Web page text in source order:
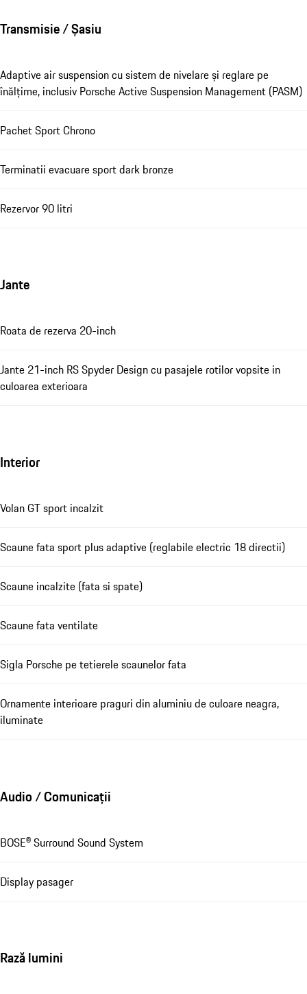
Transmisie / Șasiu
Adaptive air suspension cu sistem de nivelare și reglare pe
înălțime, inclusiv Porsche Active Suspension Management (PASM)
Pachet Sport Chrono
Terminatii evacuare sport dark bronze
Rezervor 90 litri
Jante
Roata de rezerva 20-inch
Jante 21-inch RS Spyder Design cu pasajele rotilor vopsite in
culoarea exterioara
Interior
Volan GT sport incalzit
Scaune fata sport plus adaptive (reglabile electric 18 directii)
Scaune incalzite (fata si spate)
Scaune fata ventilate
Sigla Porsche pe tetierele scaunelor fata
Ornamente interioare praguri din aluminiu de culoare neagra,
iluminate
Audio / Comunicații
BOSE® Surround Sound System
Display pasager
Rază lumini